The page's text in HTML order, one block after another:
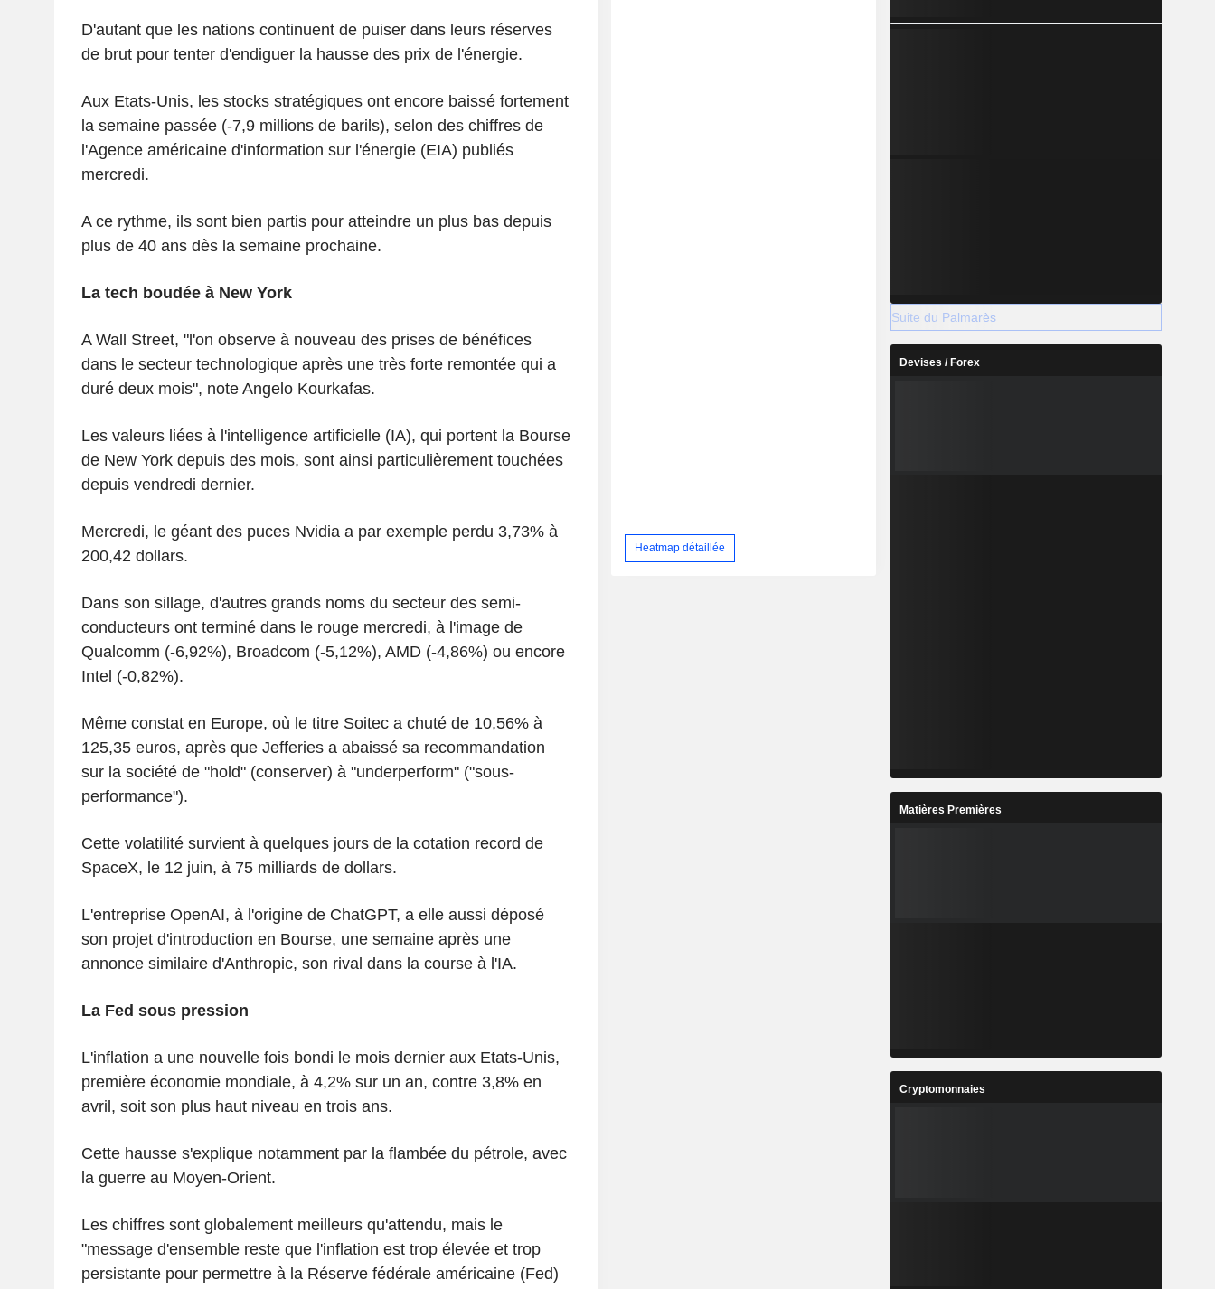
D'autant que les nations continuent de puiser dans leurs réserves
de brut pour tenter d'endiguer la hausse des prix de l'énergie.
Aux Etats-Unis, les stocks stratégiques ont encore baissé fortement
la semaine passée (-7,9 millions de barils), selon des chiffres de
l'Agence américaine d'information sur l'énergie (EIA) publiés
mercredi.
A ce rythme, ils sont bien partis pour atteindre un plus bas depuis
plus de 40 ans dès la semaine prochaine.
La tech boudée à New York
A Wall Street, "l'on observe à nouveau des prises de bénéfices
dans le secteur technologique après une très forte remontée qui a
duré deux mois", note Angelo Kourkafas.
Les valeurs liées à l'intelligence artificielle (IA), qui portent la Bourse
de New York depuis des mois, sont ainsi particulièrement touchées
depuis vendredi dernier.
Mercredi, le géant des puces Nvidia a par exemple perdu 3,73% à
200,42 dollars.
Dans son sillage, d'autres grands noms du secteur des semi-
conducteurs ont terminé dans le rouge mercredi, à l'image de
Qualcomm (-6,92%), Broadcom (-5,12%), AMD (-4,86%) ou encore
Intel (-0,82%).
Même constat en Europe, où le titre Soitec a chuté de 10,56% à
125,35 euros, après que Jefferies a abaissé sa recommandation
sur la société de "hold" (conserver) à "underperform" ("sous-
performance").
Cette volatilité survient à quelques jours de la cotation record de
SpaceX, le 12 juin, à 75 milliards de dollars.
L'entreprise OpenAI, à l'origine de ChatGPT, a elle aussi déposé
son projet d'introduction en Bourse, une semaine après une
annonce similaire d'Anthropic, son rival dans la course à l'IA.
La Fed sous pression
L'inflation a une nouvelle fois bondi le mois dernier aux Etats-Unis,
première économie mondiale, à 4,2% sur un an, contre 3,8% en
avril, soit son plus haut niveau en trois ans.
Cette hausse s'explique notamment par la flambée du pétrole, avec
la guerre au Moyen-Orient.
Les chiffres sont globalement meilleurs qu'attendu, mais le
"message d'ensemble reste que l'inflation est trop élevée et trop
persistante pour permettre à la Réserve fédérale américaine (Fed)
Heatmap détaillée
Suite du Palmarès
Devises / Forex
Matières Premières
Cryptomonnaies